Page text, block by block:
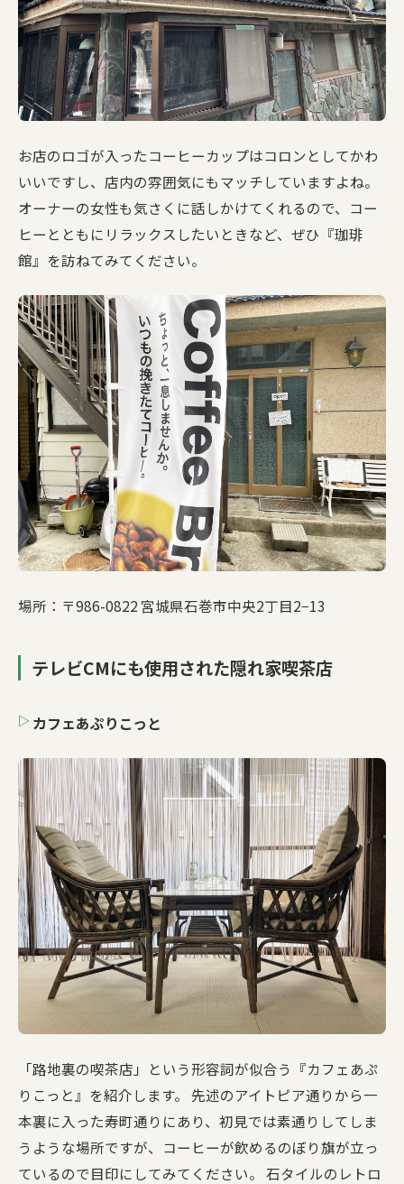
お店のロゴが入ったコーヒーカップはコロンとしてかわ
いいですし、店内の雰囲気にもマッチしていますよね。
オーナーの女性も気さくに話しかけてくれるので、コー
ヒーとともにリラックスしたいときなど、ぜひ『珈琲
館』を訪ねてみてください。
場所：〒986-0822 宮城県石巻市中央2丁目2−13
テレビCMにも使用された隠れ家喫茶店
カフェあぷりこっと
「路地裏の喫茶店」という形容詞が似合う『カフェあぷ
りこっと』を紹介します。 先述のアイトピア通りから一
本裏に入った寿町通りにあり、初見では素通りしてしま
うような場所ですが、コーヒーが飲めるのぼり旗が立っ
ているので目印にしてみてください。 石タイルのレトロ